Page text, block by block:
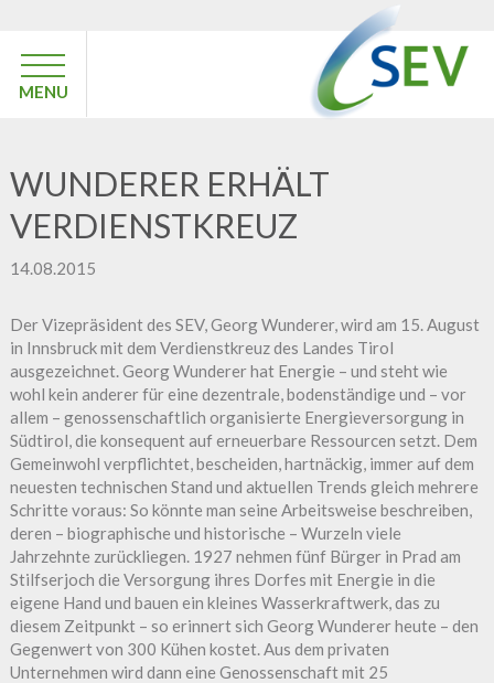
MENU
WUNDERER ERHÄLT
VERDIENSTKREUZ
14.08.2015
Der Vizepräsident des SEV, Georg Wunderer, wird am 15. August
in Innsbruck mit dem Verdienstkreuz des Landes Tirol
ausgezeichnet. Georg Wunderer hat Energie – und steht wie
wohl kein anderer für eine dezentrale, bodenständige und – vor
allem – genossenschaftlich organisierte Energieversorgung in
Südtirol, die konsequent auf erneuerbare Ressourcen setzt. Dem
Gemeinwohl verpflichtet, bescheiden, hartnäckig, immer auf dem
neuesten technischen Stand und aktuellen Trends gleich mehrere
Schritte voraus: So könnte man seine Arbeitsweise beschreiben,
deren – biographische und historische – Wurzeln viele
Jahrzehnte zurückliegen. 1927 nehmen fünf Bürger in Prad am
Stilfserjoch die Versorgung ihres Dorfes mit Energie in die
eigene Hand und bauen ein kleines Wasserkraftwerk, das zu
diesem Zeitpunkt – so erinnert sich Georg Wunderer heute – den
Gegenwert von 300 Kühen kostet. Aus dem privaten
Unternehmen wird dann eine Genossenschaft mit 25